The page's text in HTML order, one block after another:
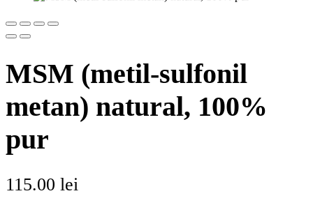
MSM (metil-sulfonil
metan) natural, 100%
pur
115.00 lei